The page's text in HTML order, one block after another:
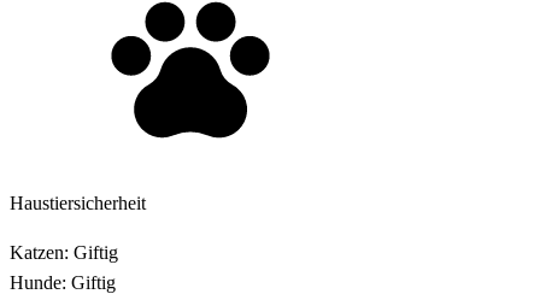
Haustiersicherheit
Katzen: Giftig
Hunde: Giftig